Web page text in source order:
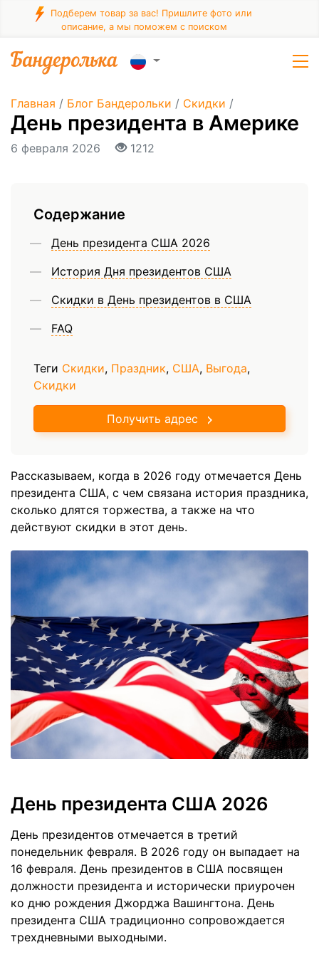
Подберем товар за вас! Пришлите фото или
описание, а мы поможем с поиском
Главная / Блог Бандерольки / Скидки /
День президента в Америке
6 февраля 2026 1212
Содержание
День президента США 2026
История Дня президентов США
Скидки в День президентов в США
FAQ
Теги Скидки, Праздник, США, Выгода,
Скидки
Получить адрес
Рассказываем, когда в 2026 году отмечается День
президента США, с чем связана история праздника,
сколько длятся торжества, а также на что
действуют скидки в этот день.
День президента США 2026
День президентов отмечается в третий
понедельник февраля. В 2026 году он выпадает на
16 февраля. День президентов в США посвящен
должности президента и исторически приурочен
ко дню рождения Джорджа Вашингтона. День
президента США традиционно сопровождается
трехдневными выходными.